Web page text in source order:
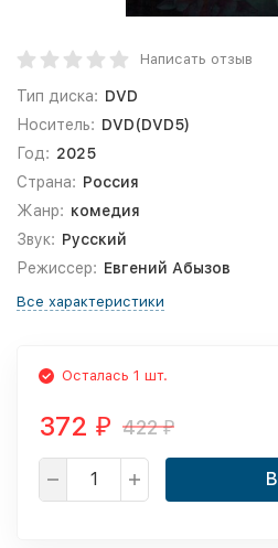
Написать отзыв
Тип диска: DVD
Носитель: DVD(DVD5)
Год: 2025
Страна: Россия
Жанр: комедия
Звук: Русский
Режиссер: Евгений Абызов
Все характеристики
Осталась 1 шт.
372 ₽ 422₽